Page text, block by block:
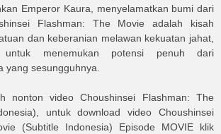
Emperor Kaura, menyelamatkan bumi dari
Flashman: The Movie adalah kisah
dan keberanian melawan kekuatan jahat,
untuk menemukan potensi penuh dari
yang sesungguhnya.
nonton videoChoushinsei Flashman: The
, untuk download videoChoushinsei
(Subtitle Indonesia)
Episode MOVIE klik